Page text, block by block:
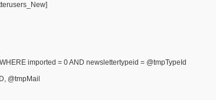
imported = 0 AND newslettertypeid = @tmpTypeId
@tmpMail